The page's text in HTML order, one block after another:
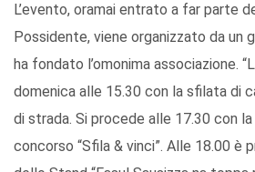
L’evento, oramai entrato a far parte
Possidente, viene organizzato da un
ha fondato l’omonima associazione.
domenica alle 15.30 con la sfilata di
di strada. Si procede alle 17.30 con la
concorso “Sfila & vinci”. Alle 18.00 è